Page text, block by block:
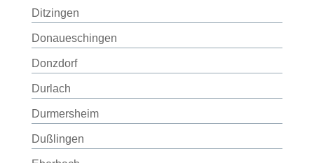
Ditzingen
Donaueschingen
Donzdorf
Durlach
Durmersheim
Dußlingen